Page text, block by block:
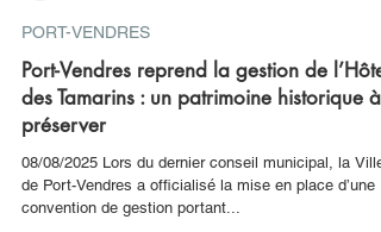
Le Petit Port-Vendrais
2 min de lecture
PORT-VENDRES
Port-Vendres reprend la gestion de l’Hôtel
des Tamarins : un patrimoine historique à
préserver